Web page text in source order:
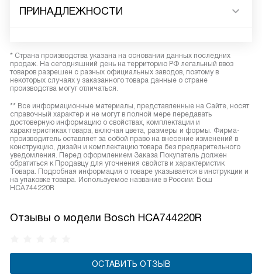
ПРИНАДЛЕЖНОСТИ
* Страна производства указана на основании данных последних
продаж. На сегодняшний день на территорию РФ легальный ввоз
товаров разрешен с разных официальных заводов, поэтому в
некоторых случаях у заказанного товара данные о стране
производства могут отличаться.
** Все информационные материалы, представленные на Сайте, носят
справочный характер и не могут в полной мере передавать
достоверную информацию о свойствах, комплектации и
характеристиках товара, включая цвета, размеры и формы. Фирма-
производитель оставляет за собой право на внесение изменений в
конструкцию, дизайн и комплектацию товара без предварительного
уведомления. Перед оформлением Заказа Покупатель должен
обратиться к Продавцу для уточнения свойств и характеристик
Товара. Подробная информация о товаре указывается в инструкции и
на упаковке товара. Используемое название в России: Бош
HCA744220R
Отзывы о модели Bosch HCA744220R
ОСТАВИТЬ ОТЗЫВ